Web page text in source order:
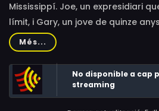
Lynette Walden, Patrick Arnez,
Robert Johnson
Mississippí. Joe, un expresidiari
límit, i Gary, un jove de quinze
d'una llar destruïda per un pare
decideixen elaborar un pla que
canvi en les seves vides.
Més...
No disponible a cap
streaming